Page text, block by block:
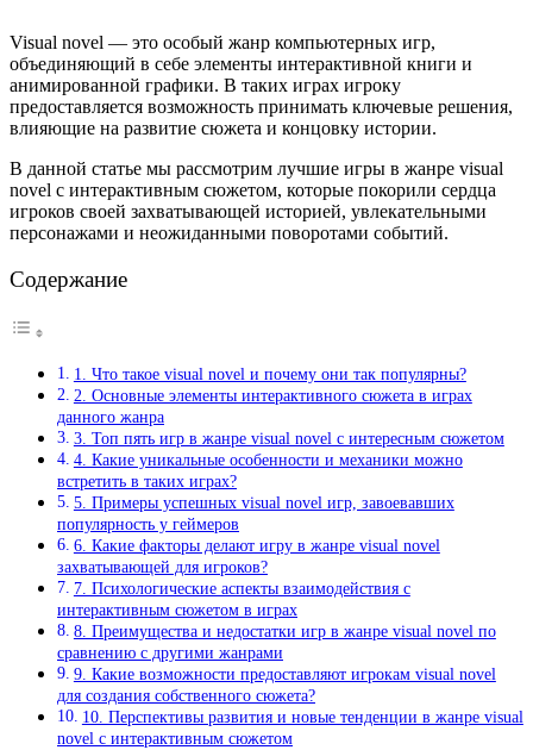
Visual novel — это особый жанр компьютерных игр,
объединяющий в себе элементы интерактивной книги и
анимированной графики. В таких играх игроку
предоставляется возможность принимать ключевые решения,
влияющие на развитие сюжета и концовку истории.
В данной статье мы рассмотрим лучшие игры в жанре visual
novel с интерактивным сюжетом, которые покорили сердца
игроков своей захватывающей историей, увлекательными
персонажами и неожиданными поворотами событий.
Содержание
1. Что такое visual novel и почему они так популярны?
2. Основные элементы интерактивного сюжета в играх
данного жанра
3. Топ пять игр в жанре visual novel с интересным сюжетом
4. Какие уникальные особенности и механики можно
встретить в таких играх?
5. Примеры успешных visual novel игр, завоевавших
популярность у геймеров
6. Какие факторы делают игру в жанре visual novel
захватывающей для игроков?
7. Психологические аспекты взаимодействия с
интерактивным сюжетом в играх
8. Преимущества и недостатки игр в жанре visual novel по
сравнению с другими жанрами
9. Какие возможности предоставляют игрокам visual novel
для создания собственного сюжета?
10. Перспективы развития и новые тенденции в жанре visual
novel с интерактивным сюжетом